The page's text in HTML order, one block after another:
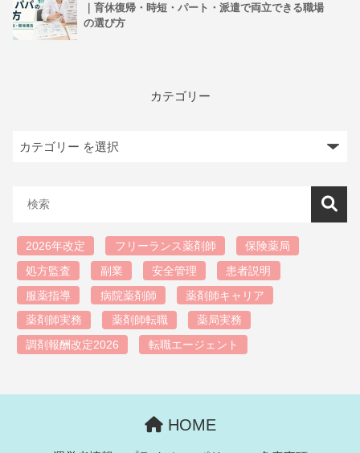
｜育休復帰・時短・パート・派遣で両立できる職場
の選び方
カテゴリー
2026年改定 フリーランス薬剤師
保険薬局
処方監査
副業 安全管理
患者説明
服薬指導
病院薬剤師
薬剤師キャリア
薬剤師実務
薬剤師転職
薬局実務
調剤報酬改定2026
転職エージェント
HOME